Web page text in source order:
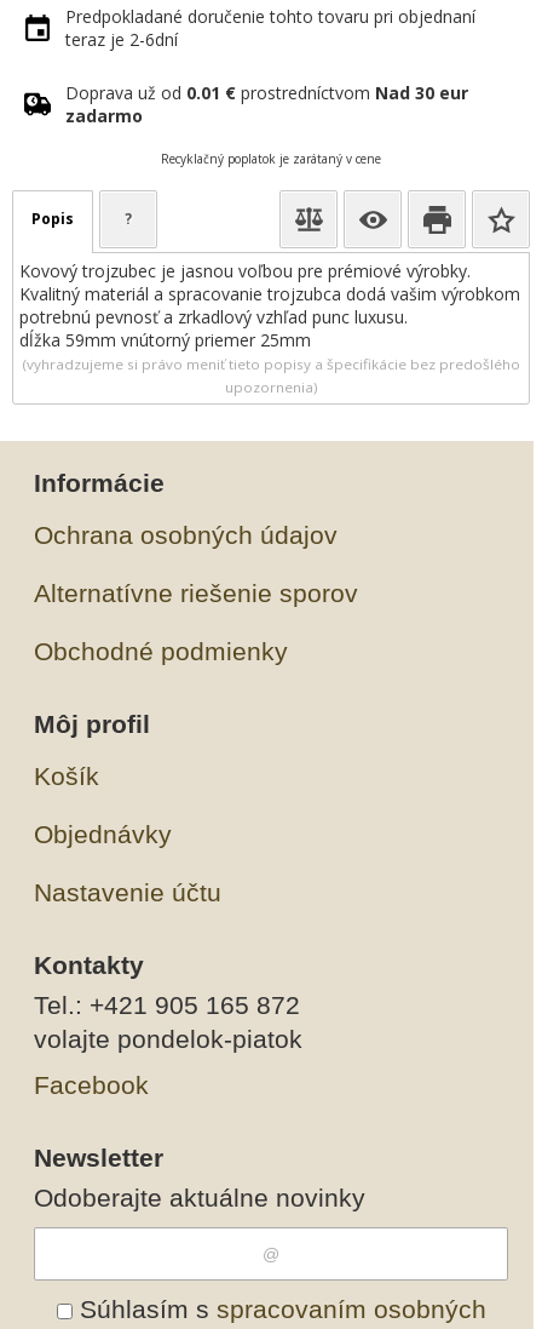
Predpokladané doručenie tohto tovaru pri objednaní
teraz je 2-6dní
Doprava už od 0.01 € prostredníctvom Nad 30 eur
zadarmo
Recyklačný poplatok je zarátaný v cene
Popis ?
Kovový trojzubec je jasnou voľbou pre prémiové výrobky.
Kvalitný materiál a spracovanie trojzubca dodá vašim výrobkom
potrebnú pevnosť a zrkadlový vzhľad punc luxusu.
dĺžka 59mm vnútorný priemer 25mm
(vyhradzujeme si právo meniť tieto popisy a špecifikácie bez predošlého
upozornenia)
Informácie
Ochrana osobných údajov
Alternatívne riešenie sporov
Obchodné podmienky
Môj profil
Košík
Objednávky
Nastavenie účtu
Kontakty
Tel.: +421 905 165 872
volajte pondelok-piatok
Facebook
Newsletter
Odoberajte aktuálne novinky
Súhlasím s spracovaním osobných